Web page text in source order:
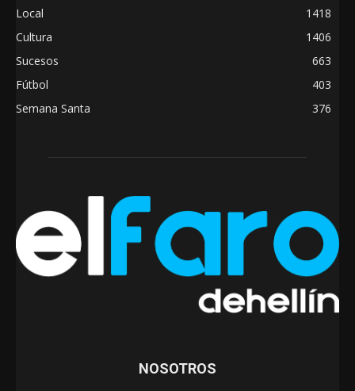
Local
1418
Cultura
1406
Sucesos
663
Fútbol
403
Semana Santa
376
NOSOTROS